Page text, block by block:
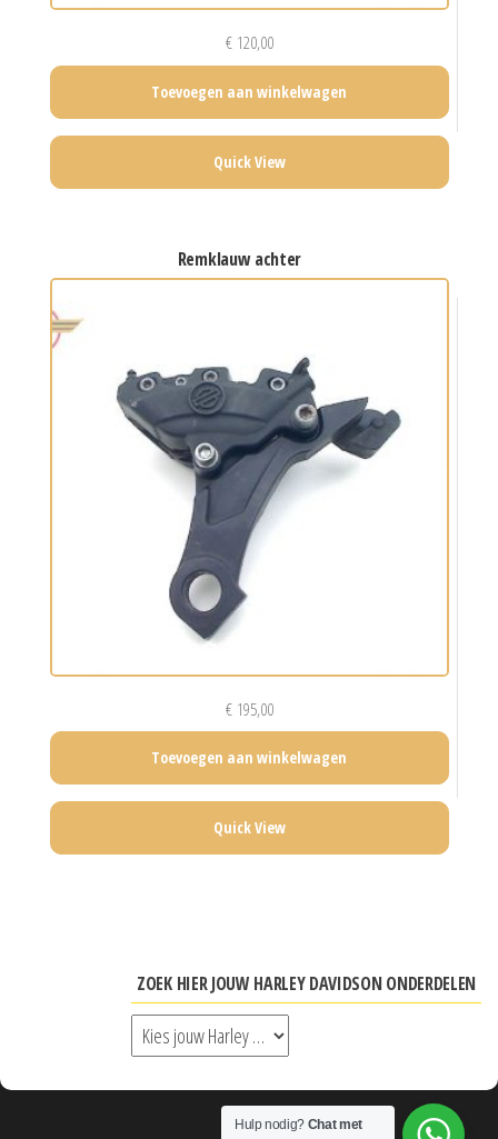
€120,00
Toevoegen aan winkelwagen
Quick View
remklauw achter
€195,00
Toevoegen aan winkelwagen
Quick View
ZOEK HIER JOUW HARLEY DAVIDSON ONDERDELEN
Hulp nodig? Chat met